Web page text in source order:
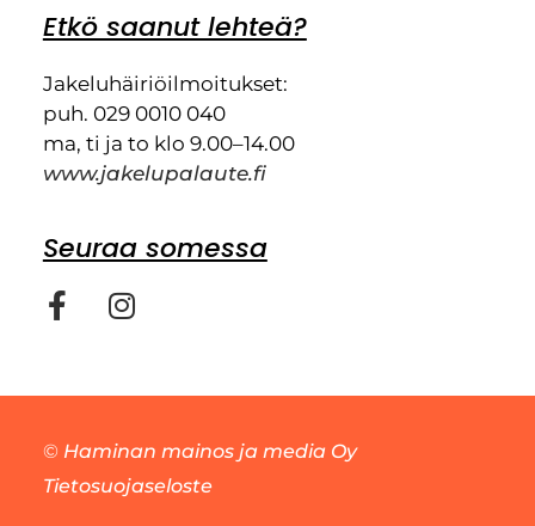
Etkö saanut lehteä?
Jakeluhäiriöilmoitukset:
puh. 029 0010 040
ma, ti ja to klo 9.00–14.00
www.jakelupalaute.fi
Seuraa somessa
© Haminan mainos ja media Oy
Tietosuojaseloste